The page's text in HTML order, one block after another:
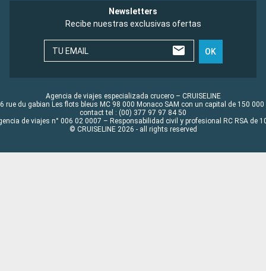
Newsletters
Recibe nuestras exclusivas ofertas
TU EMAIL OK
Agencia de viajes especializada crucero – CRUISELINE
rue du gabian Les flots bleus MC 98 000 Monaco SAM con un capital de 150 000
contact tel : (00) 377 97 97 84 50
de viajes n° 006 02 0007 – Responsabilidad civil y profesional RC RSA de
© CRUISELINE 2026 - all rights reserved